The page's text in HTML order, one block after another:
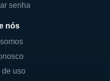
senha
nós
de uso